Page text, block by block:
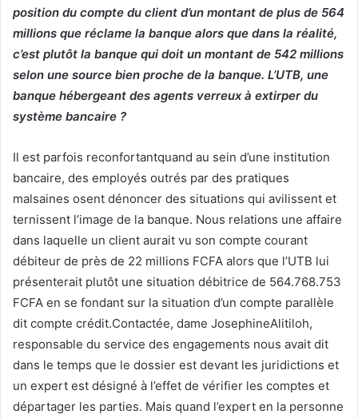
position du compte du client d’un montant de plus de 564
millions que réclame la banque alors que dans la réalité,
c’est plutôt la banque qui doit un montant de 542 millions
selon une source bien proche de la banque. L’UTB, une
banque hébergeant des agents verreux à extirper du
système bancaire ?
Il est parfois reconfortantquand au sein d’une institution
bancaire, des employés outrés par des pratiques
malsaines osent dénoncer des situations qui avilissent et
ternissent l’image de la banque. Nous relations une affaire
dans laquelle un client aurait vu son compte courant
débiteur de près de 22 millions FCFA alors que l’UTB lui
présenterait plutôt une situation débitrice de 564.768.753
FCFA en se fondant sur la situation d’un compte parallèle
dit compte crédit.Contactée, dame JosephineAlitiloh,
responsable du service des engagements nous avait dit
dans le temps que le dossier est devant les juridictions et
un expert est désigné à l’effet de vérifier les comptes et
départager les parties. Mais quand l’expert en la personne